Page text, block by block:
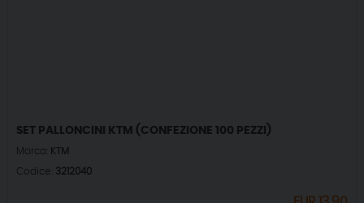
SET PALLONCINI KTM (CONFEZIONE 100 PEZZI)
Marca: KTM
Codice: 3212040